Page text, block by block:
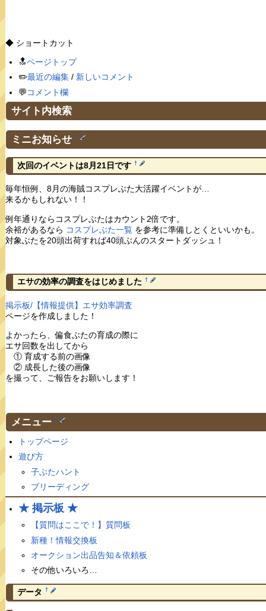
◆ ショートカット
🔝ページトップ
✏️最近の編集/ 新しいコメント
💬コメント欄
サイト内検索
ミニお知らせ †
次回のイベントは8月21日です †
毎年恒例、8月の海賊コスプレぶた大活躍イベントが…
来るかもしれない！！
例年通りならコスプレぶたはカウント2倍です。
余裕があるなら コスプレぶた一覧を参考に準備しとくといいかも。
対象ぶたを20頭出荷すれば40頭ぶんのスタートダッシュ！
エサの効率の調査をはじめました †
掲示板/【情報提供】エサ効率調査
ページを作成しました！
よかったら、偏食ぶたの育成の際に
エサ回数を出してから
① 育成する前の画像
② 成長した後の画像
を撮って、ご報告をお願いします！
メニュー †
トップページ
遊び方
子ぶたハント
ブリーディング
★ 掲示板 ★
【質問はここで！】質問板
新種！情報交換板
オークション出品告知＆依頼板
その他いろいろ…
データ †